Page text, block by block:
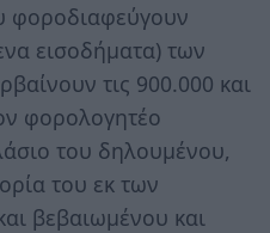
φοροδιαφεύγουν
εισοδήματα) των
τις 900.000 και
φορολογητέο
του δηλουμένου,
του εκ των
βεβαιωμένου και